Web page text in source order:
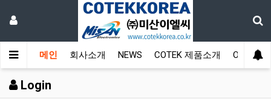
메인 회사소개 NEWS COTEK 제품소개 On-Line
Login